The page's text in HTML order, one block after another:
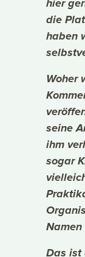
hier
die
haben
Woher
seine
ihm
sogar
Das ist